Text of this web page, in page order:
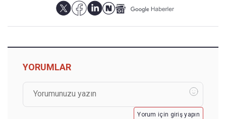
YORUMLAR
Yorum için giriş yapın